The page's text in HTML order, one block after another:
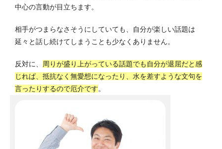
中心の言動が目立ちます。
相手がつまらなさそうにしていても、自分が楽しい話題は
延々と話し続けてしまうことも少なくありません。
反対に、
周りが盛り上がっている話題でも自分が退屈だと感
じれば、抵抗なく無愛想になったり、水を差すような文句を
言ったりするので厄介です。